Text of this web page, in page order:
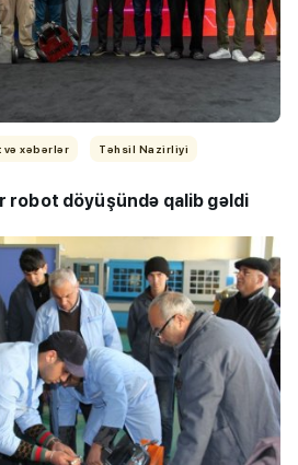
və xəbərlər
Təhsil Nazirliyi
robot döyüşündə qalib gəldi